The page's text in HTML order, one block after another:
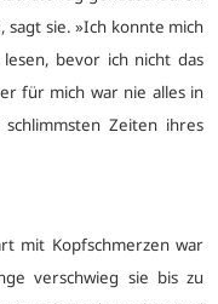
sagt sie. »Ich konnte mich
bevor ich nicht das
für mich war nie alles in
Zeiten ihres
mit Kopfschmerzen war
verschwieg sie bis zu